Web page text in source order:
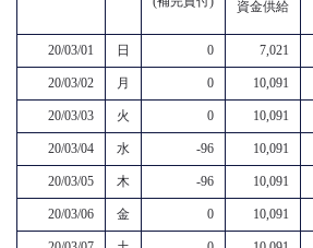
資金供給
20/03/01 日 0 7,021
20/03/02 月 0 10,091
20/03/03 火 0 10,091
20/03/04 水 -96 10,091
20/03/05 木 -96 10,091
20/03/06 金 0 10,091